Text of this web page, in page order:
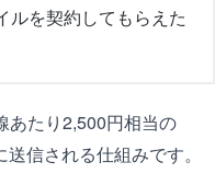
ルを契約してもらえた
あたり2,500円相当の
信される仕組みです。